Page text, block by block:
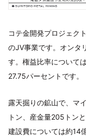
コテ金開発プロジェク
のJV事業です。オンタ
す。権益比率について
27.75パーセントです。
露天掘りの鉱山で、マ
トン、産金量205トン
建設費については約14